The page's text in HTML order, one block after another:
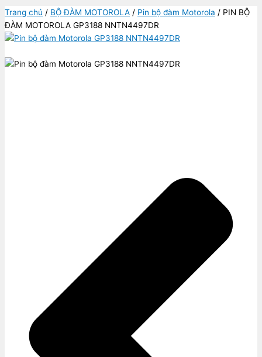
Trang chủ / BỘ ĐÀM MOTOROLA / Pin bộ đàm Motorola / PIN BỘ
ĐÀM MOTOROLA GP3188 NNTN4497DR